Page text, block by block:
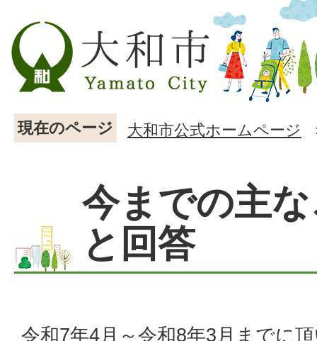
現在のページ 大和市公式ホームページ
今までの主
と回答
令和7年4月～令和8年3月までに